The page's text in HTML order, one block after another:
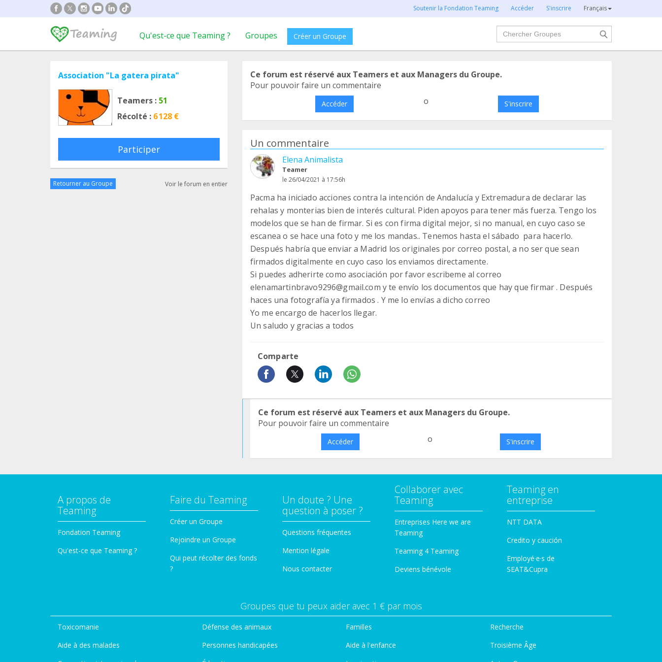
Soutenir la Fondation Teaming Accéder S'inscrire Français
Qu'est-ce que Teaming ? Groupes Créer un Groupe
Chercher
Association "La gatera pirata"
Teamers : 51
Récolté : 6 128 €
Participer
Retourner au Groupe Voir le forum en entier
Ce forum est réservé aux Teamers et aux Managers du Groupe.
Pour pouvoir faire un commentaire
Accéder o S'inscrire
Un commentaire
Elena Animalista
Teamer
le 26/04/2021 à 17:56h
Pacma ha iniciado acciones contra la intención de Andalucía y Extremadura de declarar las
rehalas y monterias bien de interés cultural. Piden apoyos para tener más fuerza. Tengo los
modelos que se han de firmar. Si es con firma digital mejor, si no manual, en cuyo caso se
escanea o se hace una foto y me los mandas.. Tenemos hasta el sábado para hacerlo.
Después habría que enviar a Madrid los originales por correo postal, a no ser que sean
firmados digitalmente en cuyo caso los enviamos directamente.
Si puedes adherirte como asociación por favor escribeme al correo
elenamartinbravo9296@gmail.com y te envío los documentos que hay que firmar . Después
haces una fotografía ya firmados . Y me lo envías a dicho correo
Yo me encargo de hacerlos llegar.
Un saludo y gracias a todos
Comparte
Ce forum est réservé aux Teamers et aux Managers du Groupe.
Pour pouvoir faire un commentaire
Accéder o S'inscrire
A propos de
Teaming
Fondation Teaming
Qu'est-ce que Teaming ?
Faire du Teaming
Créer un Groupe
Rejoindre un Groupe
Qui peut récolter des fonds
?
Un doute ? Une
question à poser ?
Questions fréquentes
Mention légale
Nous contacter
Collaborer avec
Teaming
Entreprises Here we are
Teaming
Teaming 4 Teaming
Deviens bénévole
Teaming en
entreprise
NTT DATA
Credito y caución
Employé·e·s de
SEAT&Cupra
Groupes que tu peux aider avec 1 € par mois
Toxicomanie
Aide à des malades
Défense des animaux
Personnes handicapées
Familles
Aide à l'enfance
Recherche
Troisième Âge